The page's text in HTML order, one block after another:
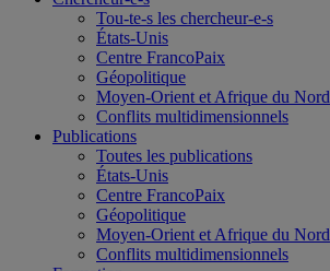
Tou-te-s les chercheur-e-s
États-Unis
Centre FrancoPaix
Géopolitique
Moyen-Orient et Afrique du Nord
Conflits multidimensionnels
Publications
Toutes les publications
États-Unis
Centre FrancoPaix
Géopolitique
Moyen-Orient et Afrique du Nord
Conflits multidimensionnels